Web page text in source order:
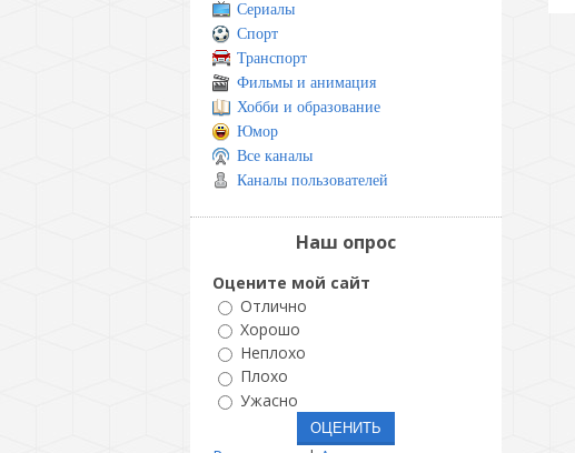
Сериалы
Спорт
Транспорт
Фильмы и анимация
Хобби и образование
Юмор
Все каналы
Каналы пользователей
Наш опрос
Оцените мой сайт
Отлично
Хорошо
Неплохо
Плохо
Ужасно